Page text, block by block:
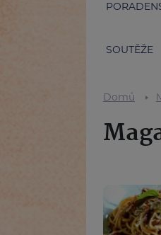
SOUTĚŽE
Domů